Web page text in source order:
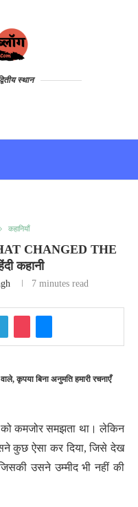
स्थान
कहानियाँ
CHANGED THE
कहानी
7 minutes read
कृपया बिना अनुमति हमारी रचनाएँ
कमजोर समझता था। लेकिन
कुछ ऐसा कर दिया, जिसे देख
उसने उम्मीद भी नहीं की